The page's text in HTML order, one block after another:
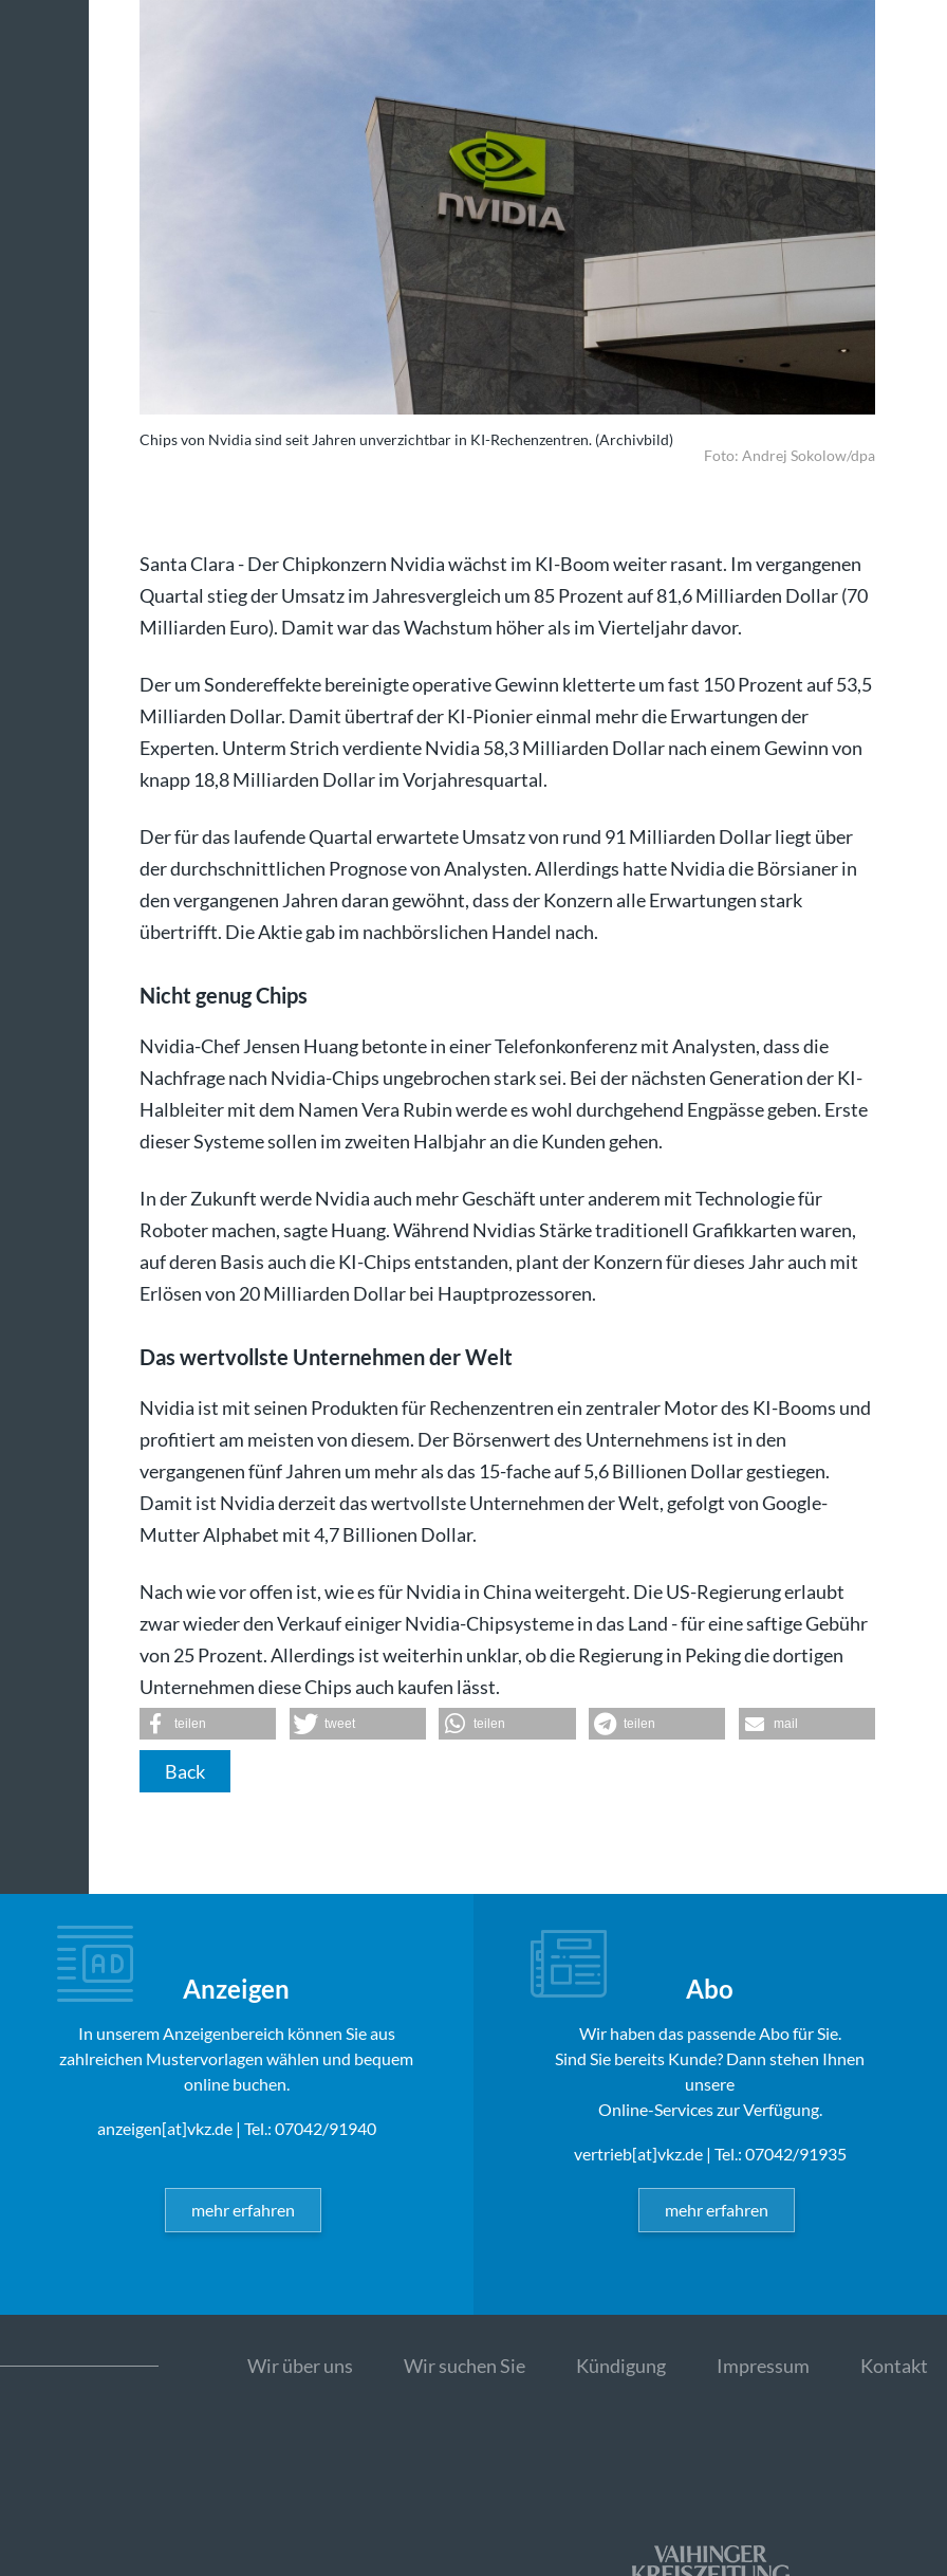
Chips von Nvidia sind seit Jahren unverzichtbar in KI-Rechenzentren. (Archivbild)
Foto: Andrej Sokolow/dpa
Santa Clara - Der Chipkonzern Nvidia wächst im KI-Boom weiter rasant. Im vergangenen
Quartal stieg der Umsatz im Jahresvergleich um 85 Prozent auf 81,6 Milliarden Dollar (70
Milliarden Euro). Damit war das Wachstum höher als im Vierteljahr davor.
Der um Sondereffekte bereinigte operative Gewinn kletterte um fast 150 Prozent auf 53,5
Milliarden Dollar. Damit übertraf der KI-Pionier einmal mehr die Erwartungen der
Experten. Unterm Strich verdiente Nvidia 58,3 Milliarden Dollar nach einem Gewinn von
knapp 18,8 Milliarden Dollar im Vorjahresquartal.
Der für das laufende Quartal erwartete Umsatz von rund 91 Milliarden Dollar liegt über
der durchschnittlichen Prognose von Analysten. Allerdings hatte Nvidia die Börsianer in
den vergangenen Jahren daran gewöhnt, dass der Konzern alle Erwartungen stark
übertrifft. Die Aktie gab im nachbörslichen Handel nach.
Nicht genug Chips
Nvidia-Chef Jensen Huang betonte in einer Telefonkonferenz mit Analysten, dass die
Nachfrage nach Nvidia-Chips ungebrochen stark sei. Bei der nächsten Generation der KI-
Halbleiter mit dem Namen Vera Rubin werde es wohl durchgehend Engpässe geben. Erste
dieser Systeme sollen im zweiten Halbjahr an die Kunden gehen.
In der Zukunft werde Nvidia auch mehr Geschäft unter anderem mit Technologie für
Roboter machen, sagte Huang. Während Nvidias Stärke traditionell Grafikkarten waren,
auf deren Basis auch die KI-Chips entstanden, plant der Konzern für dieses Jahr auch mit
Erlösen von 20 Milliarden Dollar bei Hauptprozessoren.
Das wertvollste Unternehmen der Welt
Nvidia ist mit seinen Produkten für Rechenzentren ein zentraler Motor des KI-Booms und
profitiert am meisten von diesem. Der Börsenwert des Unternehmens ist in den
vergangenen fünf Jahren um mehr als das 15-fache auf 5,6 Billionen Dollar gestiegen.
Damit ist Nvidia derzeit das wertvollste Unternehmen der Welt, gefolgt von Google-
Mutter Alphabet mit 4,7 Billionen Dollar.
Nach wie vor offen ist, wie es für Nvidia in China weitergeht. Die US-Regierung erlaubt
zwar wieder den Verkauf einiger Nvidia-Chipsysteme in das Land - für eine saftige Gebühr
von 25 Prozent. Allerdings ist weiterhin unklar, ob die Regierung in Peking die dortigen
Unternehmen diese Chips auch kaufen lässt.
teilen tweet teilen teilen mail
Back
Anzeigen
In unserem Anzeigenbereich können Sie aus
zahlreichen Mustervorlagen wählen und bequem
online buchen.
anzeigen[at]vkz.de| Tel.: 07042/91940
mehr erfahren
Abo
Wir haben das passende Abo für Sie.
Sind Sie bereits Kunde? Dann stehen Ihnen
unsere
Online-Services zur Verfügung.
vertrieb[at]vkz.de| Tel.: 07042/91935
mehr erfahren
Wir über uns Wir suchen Sie Kündigung Impressum Kontakt